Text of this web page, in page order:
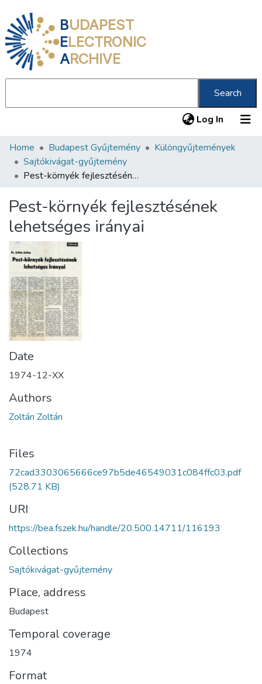
BUDAPEST
ELECTRONIC
ARCHIVE
Search
Log In (current)
Communities & Collections
All of DSpace
About us
Home Budapest Gyűjtemény
Különgyűjtemények
Sajtókivágat-gyűjtemény
Pest-környék fejlesztésének lehetséges irányai
Pest-környék fejlesztésének
lehetséges irányai
Date
1974-12-XX
Authors
Zoltán Zoltán
Files
72cad3303065666ce97b5de46549031c084ffc03.pdf
(528.71 KB)
URI
https://bea.fszek.hu/handle/20.500.14711/116193
Collections
Sajtókivágat-gyűjtemény
Place, address
Budapest
Temporal coverage
1974
Format